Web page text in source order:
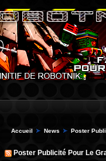
Accueil News Poster
Poster Publicité Pour Le